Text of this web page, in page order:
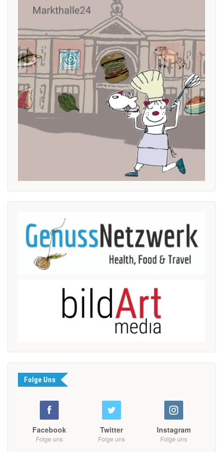
Folge Uns
Facebook
Folge uns
Twitter
Folge uns
Instagram
Folge uns